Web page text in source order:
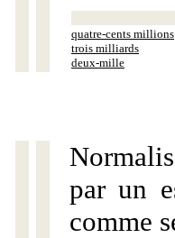
quatre-cents millions
trois milliards
deux-mille
par un
comme